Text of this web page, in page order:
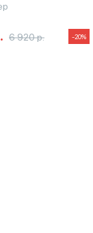
6 920 р. -20%